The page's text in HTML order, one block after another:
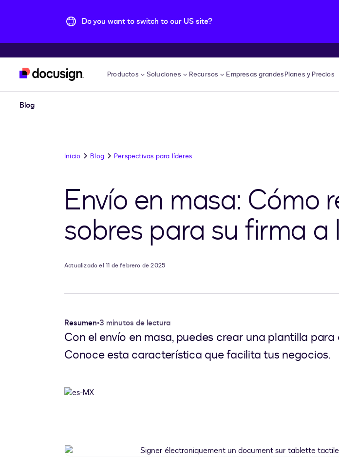
Do you want to switch to our US site?
Productos Soluciones Recursos Empresas grandesPlanes y Precios
Blog
Inicio Blog Perspectivas para líderes
Envío en masa: Cómo
sobres para su firma a
Actualizado el 11 de febrero de 2025
Resumen•3 minutos de lectura
Con el envío en masa, puedes crear una plantilla
Conoce esta característica que facilita tus negocios.
Signer